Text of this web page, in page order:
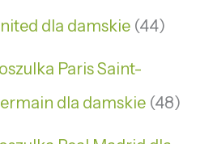
dla damskie 44
Paris Saint-
dla damskie 48